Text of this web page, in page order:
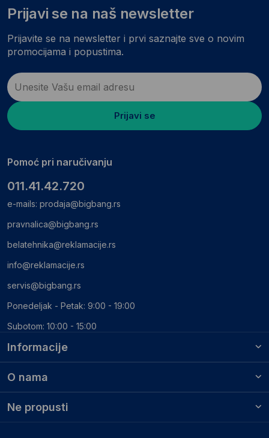
Informacije
O nama
Ne propusti
Prijavi se na naš newsletter
Prijavite se na newsletter i prvi saznajte sve o novim
promocijama i popustima.
Prijavi se
Pomoć pri naručivanju
011.41.42.720
e-mails: prodaja@bigbang.rs
pravnalica@bigbang.rs
belatehnika@reklamacije.rs
info@reklamacije.rs
servis@bigbang.rs
Ponedeljak - Petak: 9:00 - 19:00
Subotom: 10:00 - 15:00